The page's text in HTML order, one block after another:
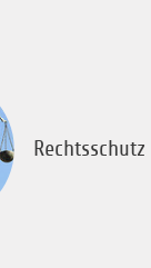
Rechtsschutz